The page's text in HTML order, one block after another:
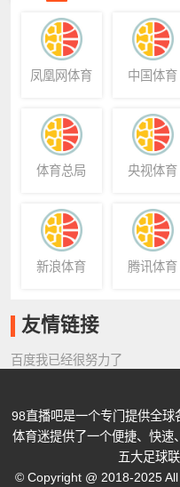
凤凰网体育 中国体育
体育总局 央视体育
新浪体育 腾讯体育
友情链接
百度我已经很努力了
98直播吧是一个专门提供全
体育迷提供了一个便捷、快速
五大足球
© Copyright @ 2018-2025